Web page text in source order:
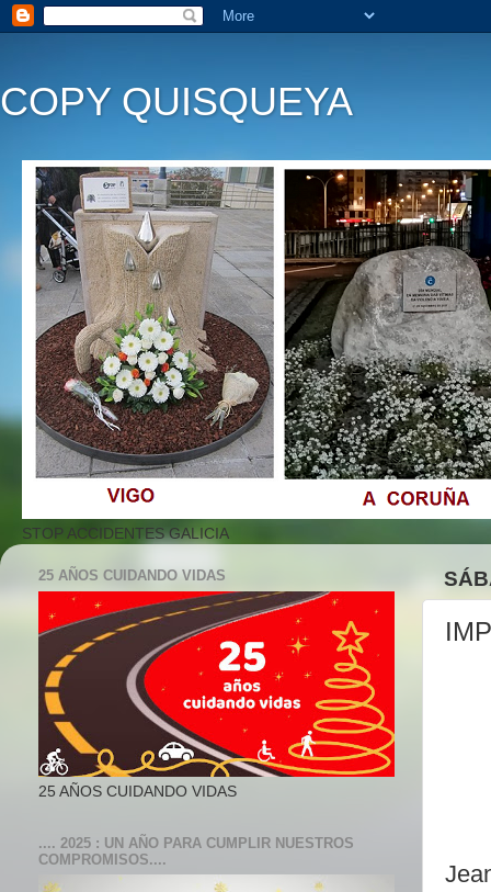
COPY QUISQUEYA
STOP ACCIDENTES GALICIA
25 AÑOS CUIDANDO VIDAS
25 AÑOS CUIDANDO VIDAS
.... 2025 : UN AÑO PARA CUMPLIR NUESTROS
COMPROMISOS....